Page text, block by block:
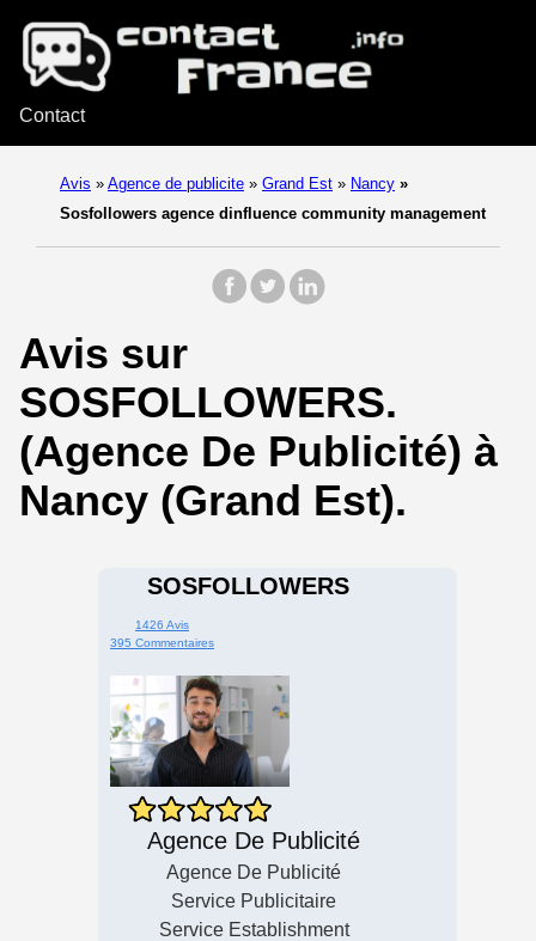
Contact
Avis » Agence de publicite » Grand Est » Nancy »
Sosfollowers agence dinfluence community management
Avis sur
SOSFOLLOWERS.
(Agence De Publicité) à
Nancy (Grand Est).
SOSFOLLOWERS
1426 Avis
395 Commentaires
Agence De Publicité
Agence De Publicité
Service Publicitaire
Service Establishment